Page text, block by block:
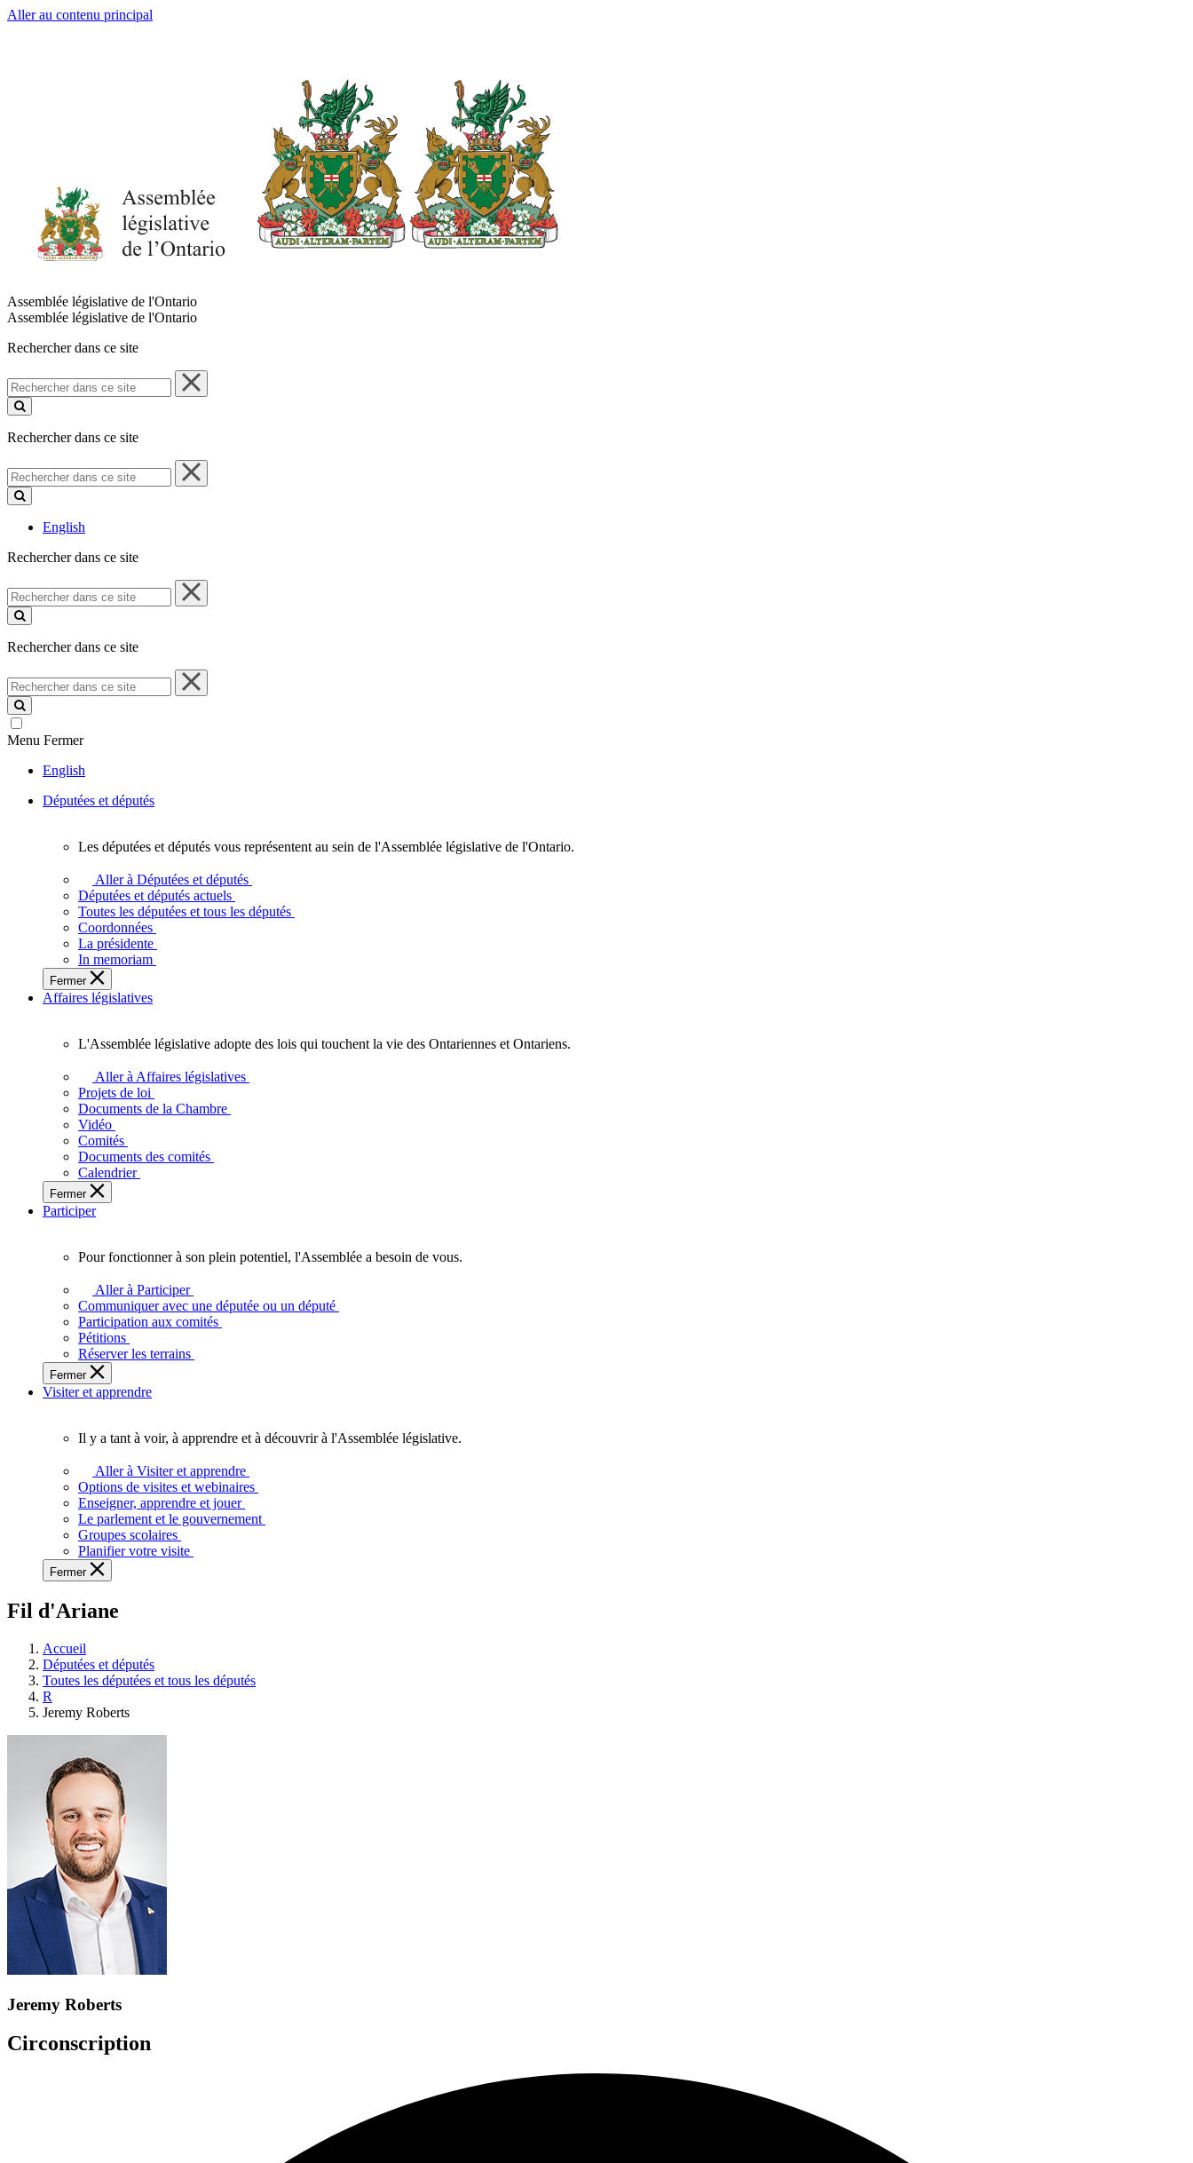
Aller au contenu principal
Assemblée législative de l'Ontario
Assemblée législative de l'Ontario
Rechercher dans ce site
Rechercher
dans
ce
Rechercher dans ce site
Rechercher
dans
ce
English
Rechercher dans ce site
Rechercher
dans
ce
Rechercher dans ce site
Rechercher
dans
ce
site
Menu Fermer
English
Députées et députés
députées
députés
vous
représentent
sein
de
l'Assemblée
l'Ontario.
Les députées et députés vous représentent au sein de l'Assemblée législative de l'Ontario.
Aller à Députées et députés
Députées et députés actuels
Toutes les députées et tous les députés
Coordonnées
La présidente
In memoriam
Fermer
Affaires législatives
législative
adopte
touchent
vie
des
Ontariennes
Ontariens.
L'Assemblée législative adopte des lois qui touchent la vie des Ontariennes et Ontariens.
Aller à Affaires législatives
Projets de loi
Documents de la Chambre
Vidéo
Comités
Documents des comités
Calendrier
Fermer
Participer
fonctionner
plein
potentiel,
l'Assemblée
a
besoin
Pour fonctionner à son plein potentiel, l'Assemblée a besoin de vous.
Aller à Participer
Communiquer avec une députée ou un député
Participation aux comités
Pétitions
Réserver les terrains
Fermer
Visiter et apprendre
voir,
apprendre
et
découvrir
l'Assemblée
législative.
Il y a tant à voir, à apprendre et à découvrir à l'Assemblée législative.
Aller à Visiter et apprendre
Options de visites et webinaires
Enseigner, apprendre et jouer
Le parlement et le gouvernement
Groupes scolaires
Planifier votre visite
Fermer
Fil d'Ariane
Accueil
Députées et députés
Toutes les députées et tous les députés
R
Jeremy Roberts
Jeremy Roberts
Circonscription